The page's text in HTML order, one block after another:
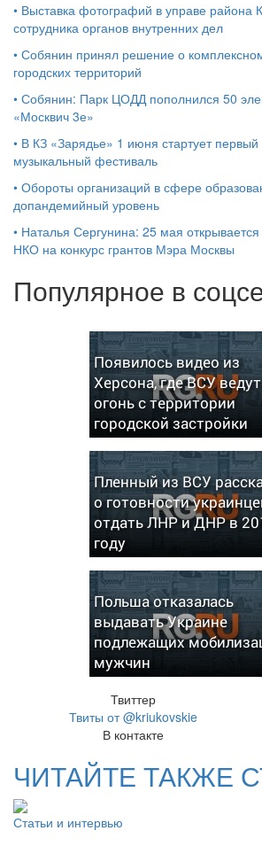
• Выставка фотографий в управе района
сотрудника органов внутренних дел
• Собянин принял решение о
городских территорий
• Собянин: Парк ЦОДД пополнился 50
«Москвич 3е»
• В КЗ «Зарядье» 1 июня стартует первый
музыкальный фестиваль
• Обороты организаций в сфере
допандемийный уровень
• Наталья Сергунина: 25 мая
НКО на конкурс грантов Мэра Москвы
Популярное в
Появилось видео из
Херсона, где ВСУ ведут
огонь с территории
городской застройки
Пленный из ВСУ
о готовности
отдать ЛНР и ДНР в
году
Польша отказалась
выдавать Украине
подлежащих
мужчин
Твиттер
Твиты от @kriukovskie
В контакте
ЧИТАЙТЕ ТАКЖЕ
Статьи и интервью